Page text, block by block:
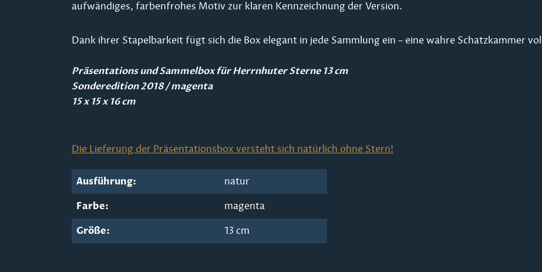
aufwändiges, farbenfrohes Motiv zur klaren Kennzeichnung der Version.
Dank ihrer Stapelbarkeit fügt sich die Box elegant in jede Sammlung ein – eine wahre Schatzkammer
Präsentations und Sammelbox für Herrnhuter Sterne 13 cm
Sonderedition 2018 / magenta
15 x 15 x 16 cm
Die Lieferung der Präsentationsbox versteht sich natürlich ohne Stern!
Ausführung: natur
Farbe: magenta
Größe: 13 cm